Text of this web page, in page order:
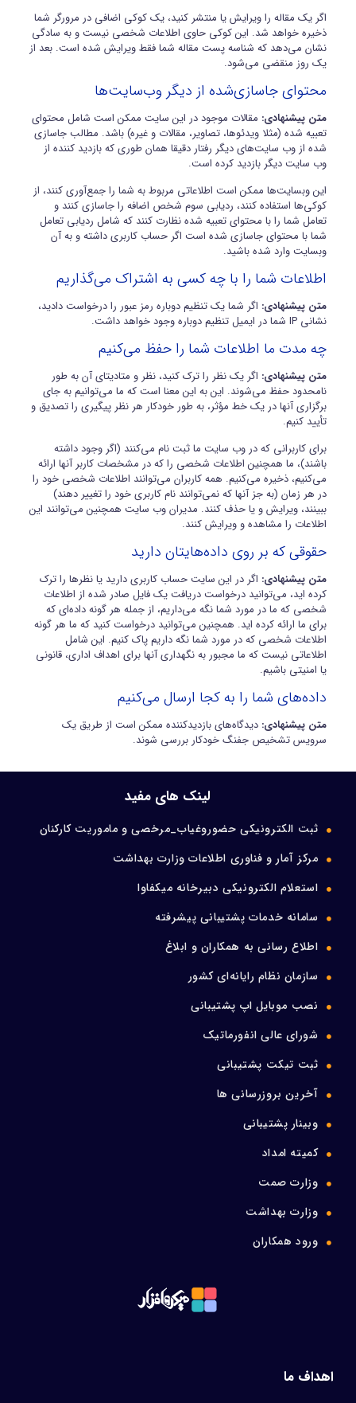
اگر یک مقاله را ویرایش یا منتشر کنید، یک کوکی اضافی در مرورگر شما
ذخیره خواهد شد. این کوکی حاوی اطلاعات شخصی نیست و به سادگی
نشان می‌دهد که شناسه پست مقاله شما فقط ویرایش شده است. بعد از
یک روز منقضی می‌شود.
محتوای جاسازی‌شده از دیگر وب‌سایت‌ها
متن پیشنهادی: مقالات موجود در این سایت ممکن است شامل محتوای
تعبیه شده (مثلا ویدئوها، تصاویر، مقالات و غیره) باشد. مطالب جاسازی
شده از وب سایت‌های دیگر رفتار دقیقا همان طوری که بازدید کننده از
وب سایت دیگر بازدید کرده است.
این وبسایت‌ها ممکن است اطلاعاتی مربوط به شما را جمع‌آوری کنند، از
کوکی‌ها استفاده کنند، ردیابی سوم شخص اضافه را جاسازی کنند و
تعامل شما را با محتوای تعبیه شده نظارت کنند که شامل ردیابی تعامل
شما با محتوای جاسازی شده است اگر حساب کاربری داشته و به آن
وبسایت وارد شده باشید.
اطلاعات شما را با چه کسی به اشتراک می‌گذاریم
متن پیشنهادی: اگر شما یک تنظیم دوباره رمز عبور را درخواست دادید،
نشانی IP شما در ایمیل تنظیم دوباره وجود خواهد داشت.
چه مدت ما اطلاعات شما را حفظ می‌کنیم
متن پیشنهادی: اگر یک نظر را ترک کنید، نظر و متادیتای آن به طور
نامحدود حفظ می‌شوند. این به این معنا است که ما می‌توانیم به جای
برگزاری آنها در یک خط مؤثر، به طور خودکار هر نظر پیگیری را تصدیق و
تأیید کنیم.
برای کاربرانی که در وب سایت ما ثبت نام می‌کنند (اگر وجود داشته
باشند)، ما همچنین اطلاعات شخصی را که در مشخصات کاربر آنها ارائه
می‌کنیم، ذخیره می‌کنیم. همه کاربران می‌توانند اطلاعات شخصی خود را
در هر زمان (به جز آنها که نمی‌توانند نام کاربری خود را تغییر دهند)
ببینند، ویرایش و یا حذف کنند. مدیران وب سایت همچنین می‌توانند این
اطلاعات را مشاهده و ویرایش کنند.
حقوقی که بر روی داده‌هایتان دارید
متن پیشنهادی: اگر در این سایت حساب کاربری دارید یا نظرها را ترک
کرده اید، می‌توانید درخواست دریافت یک فایل صادر شده از اطلاعات
شخصی که ما در مورد شما نگه می‌داریم، از جمله هر گونه داده‌ای که
برای ما ارائه کرده اید. همچنین می‌توانید درخواست کنید که ما هر گونه
اطلاعات شخصی که در مورد شما نگه داریم پاک کنیم. این شامل
اطلاعاتی نیست که ما مجبور به نگهداری آنها برای اهداف اداری، قانونی
یا امنیتی باشیم.
داده‌های شما را به کجا ارسال می‌کنیم
متن پیشنهادی: دیدگاه‌های بازدیدکننده ممکن است از طریق یک
سرویس تشخیص جفنگ خودکار بررسی شوند.
لینک های مفید
ثبت الکترونیکی حضوروغیاب_مرخصی و ماموریت کارکنان
مرکز آمار و فناوری اطلاعات وزارت بهداشت
استعلام الکترونیکی دبیرخانه میکفاوا
سامانه خدمات پشتیبانی پیشرفته
اطلاع رسانی به همکاران و ابلاغ
سازمان نظام رایانه‌ای کشور
نصب موبایل اپ پشتیبانی
شورای عالی انفورماتیک
ثبت تیکت پشتیبانی
آخرین بروزرسانی ها
وبینار پشتیبانی
کمیته امداد
وزارت صمت
وزارت بهداشت
ورود همکاران
اهداف ما